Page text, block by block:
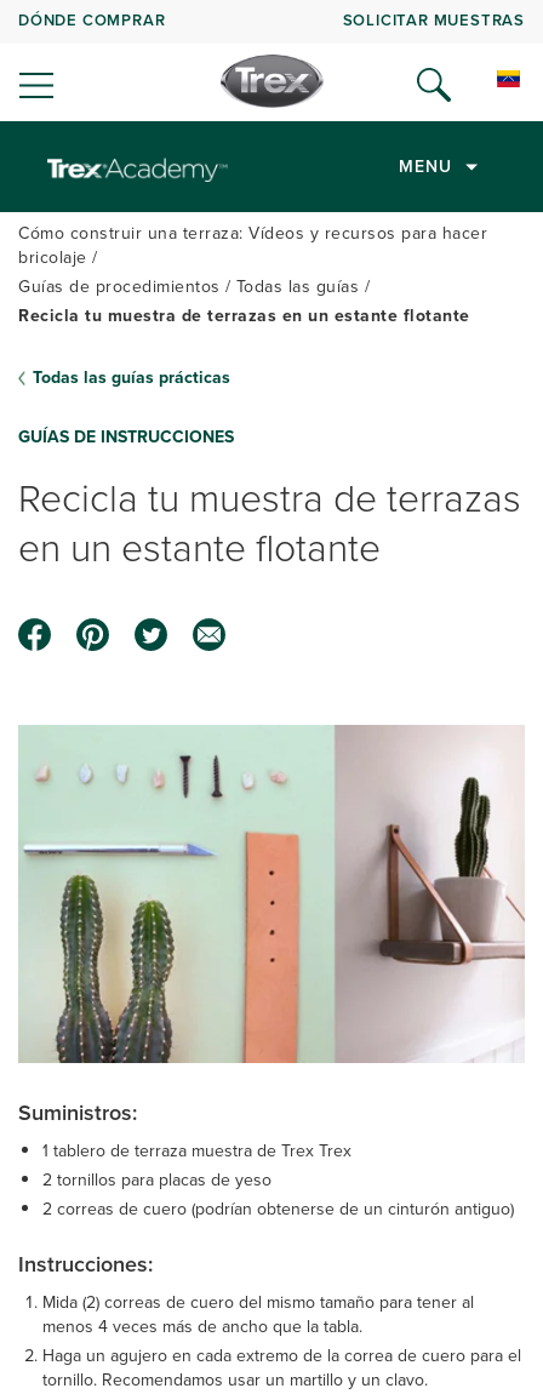
DÓNDE COMPRAR SOLICITAR MUESTRAS
MENU
Cómo construir una terraza: Vídeos y recursos para hacer
bricolaje
Guías de procedimientos
Todas las guías
Recicla tu muestra de terrazas en un estante flotante
Todas las guías prácticas
GUÍAS DE INSTRUCCIONES
Recicla tu muestra de terrazas
en un estante flotante
Suministros:
1 tablero de terraza muestra de Trex Trex
2 tornillos para placas de yeso
2 correas de cuero (podrían obtenerse de un cinturón antiguo)
Instrucciones:
Mida (2) correas de cuero del mismo tamaño para tener al
menos 4 veces más de ancho que la tabla.
Haga un agujero en cada extremo de la correa de cuero para el
tornillo. Recomendamos usar un martillo y un clavo.